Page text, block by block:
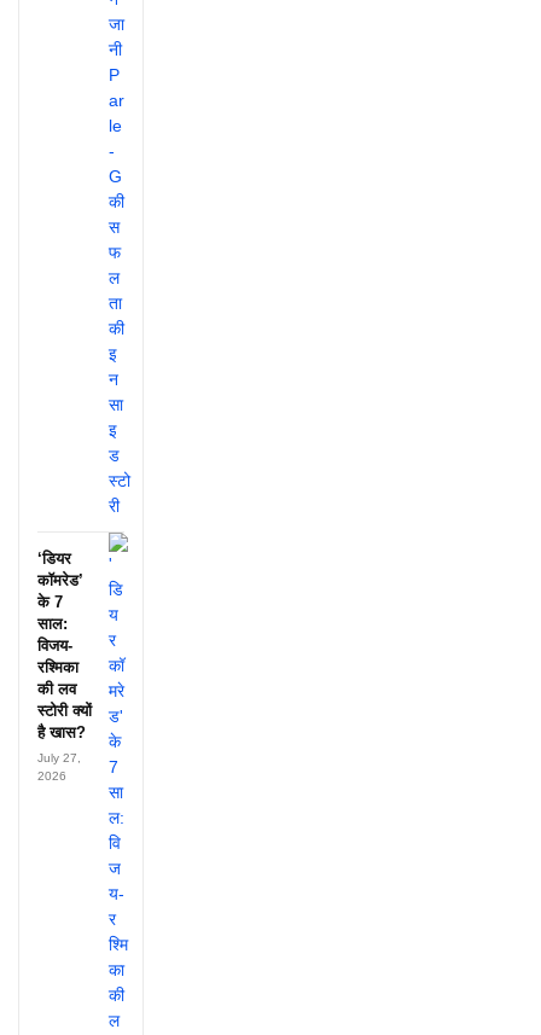
‘डियर
कॉमरेड’
के 7
साल:
विजय-
रश्मिका
की लव
स्टोरी क्यों
है खास?
July 27,
2026